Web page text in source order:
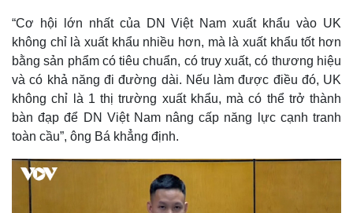
“Cơ hội lớn nhất của DN Việt Nam xuất khẩu vào UK
không chỉ là xuất khẩu nhiều hơn, mà là xuất khẩu tốt hơn
bằng sản phẩm có tiêu chuẩn, có truy xuất, có thương hiệu
và có khả năng đi đường dài. Nếu làm được điều đó, UK
không chỉ là 1 thị trường xuất khẩu, mà có thể trở thành
bàn đạp để DN Việt Nam nâng cấp năng lực cạnh tranh
toàn cầu”, ông Bá khẳng định.